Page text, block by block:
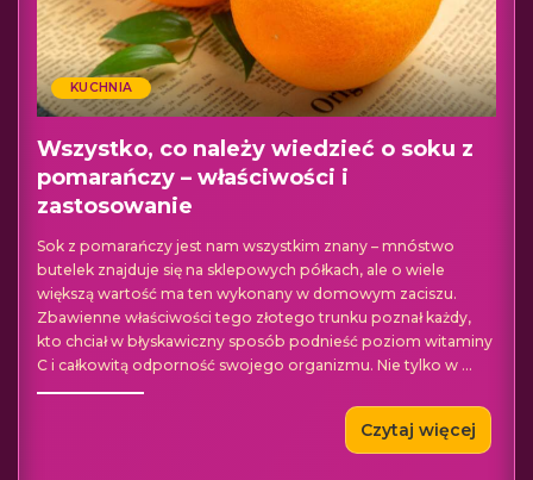
KUCHNIA
Wszystko, co należy wiedzieć o soku z
pomarańczy – właściwości i
zastosowanie
Sok z pomarańczy jest nam wszystkim znany – mnóstwo
butelek znajduje się na sklepowych półkach, ale o wiele
większą wartość ma ten wykonany w domowym zaciszu.
Zbawienne właściwości tego złotego trunku poznał każdy,
kto chciał w błyskawiczny sposób podnieść poziom witaminy
C i całkowitą odporność swojego organizmu. Nie tylko w ...
Czytaj więcej